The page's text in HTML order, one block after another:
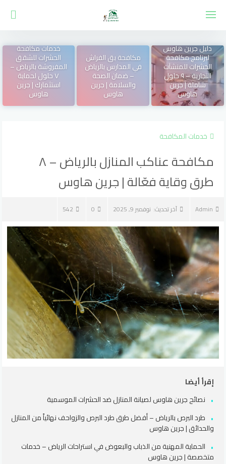
دليل جرين هاوس
لبرنامج مكافحة
الحشرات للمنشآت
التجارية – ٩ حلول
شاملة | جرين
هاوس
مكافحة بق الفراش
في المدارس بالرياض
– ضمان الصحة
والسلامة | جرين
هاوس
خدمات مكافحة
الحشرات للشقق
المفروشة بالرياض –
٧ حلول لحماية
استثمارك | جرين
هاوس
خدمات المكافحة
مكافحة عناكب المنازل بالرياض – ٨
طرق وقاية فعّالة | جرين هاوس
Admin آخر تحديث: نوفمبر 9, 2025 0
542
إقرأ أيضا
نصائح جرين هاوس لصيانة المنازل ضد الحشرات الموسمية
طرد البرص بالرياض – أفضل طرق طرد البرص والزواحف نهائياً من المنازل
والحدائق | جرين هاوس
الحماية المهنية من الذباب والبعوض في استراحات الرياض – خدمات
متخصصة | جرين هاوس